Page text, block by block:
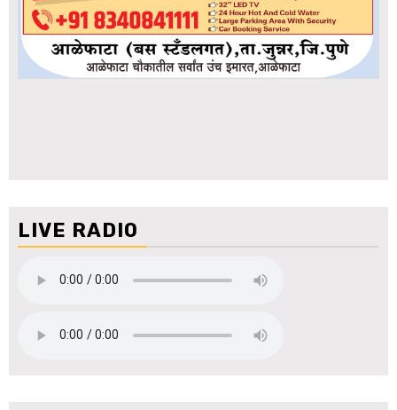
LIVE RADIO